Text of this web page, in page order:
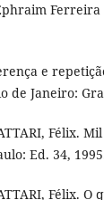
Ferreira
e
de Janeiro:
Félix.
Ed. 34,
Félix. O